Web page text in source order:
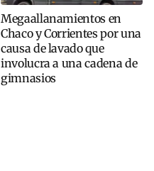
Megaallanamientos en
Chaco y Corrientes por una
causa de lavado que
involucra a una cadena de
gimnasios